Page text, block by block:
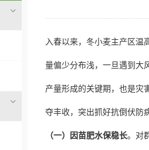
入春以来，冬小麦主产区温
量偏少分布浅，一旦遇到大
产量形成的关键期，也是灾
夺丰收，突出抓好抗倒伏防
（一）因苗肥水保稳长。对